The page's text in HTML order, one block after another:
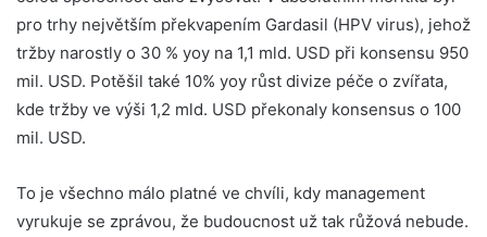
pro trhy největším překvapením Gardasil (HPV virus), jehož
tržby narostly o 30 % yoy na 1,1 mld. USD při konsensu 950
mil. USD. Potěšil také 10% yoy růst divize péče o zvířata,
kde tržby ve výši 1,2 mld. USD překonaly konsensus o 100
mil. USD.
To je všechno málo platné ve chvíli, kdy management
vyrukuje se zprávou, že budoucnost už tak růžová nebude.